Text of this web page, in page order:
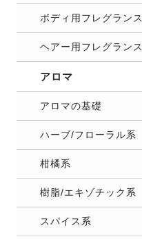
ボディ用フレグランス
ヘアー用フレグランス
アロマ
アロマの基礎
ハーブ/フローラル系
柑橘系
樹脂/エキゾチック系
スパイス系